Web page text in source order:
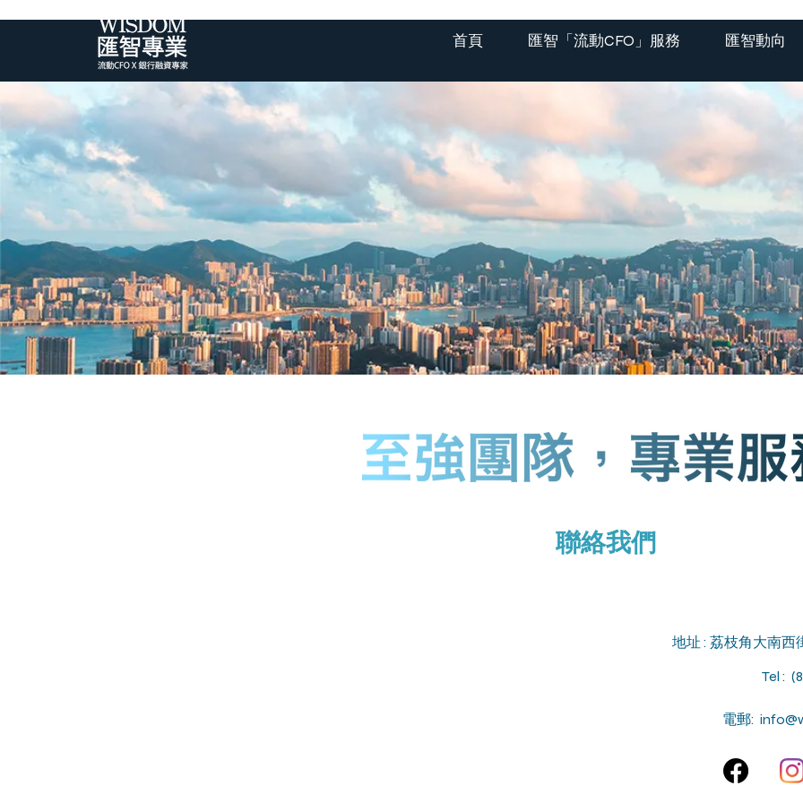
首頁 匯智「流動CFO」服務 匯智動向
聯絡我們
地址 : 荔枝角大南西
Tel :
電郵: